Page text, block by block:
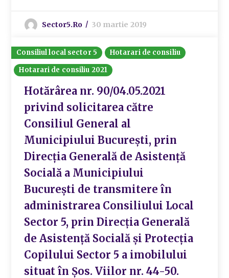
Sector5.ro 30 martie 2019
Consiliul local sector 5
Hotarari de consiliu
Hotarari de consiliu 2021
Hotărârea nr. 90/04.05.2021
privind solicitarea către
Consiliul General al
Municipiului București, prin
Direcția Generală de Asistență
Socială a Municipiului
București de transmitere în
administrarea Consiliului Local
Sector 5, prin Direcția Generală
de Asistență Socială și Protecția
Copilului Sector 5 a imobilului
situat în Șos. Viilor nr. 44-50.